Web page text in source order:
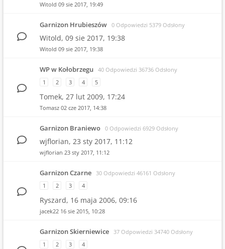
Witold 09 sie 2017, 19:49
Garnizon Hrubieszów 0 Odpowiedzi 5379 Odsłony
Witold, 09 sie 2017, 19:38
Witold 09 sie 2017, 19:38
WP w Kołobrzegu 40 Odpowiedzi 36736 Odsłony
1
2 3 4 5
Tomek, 27 lut 2009, 17:24
Tomasz 02 cze 2017, 14:38
Garnizon Braniewo 0 Odpowiedzi 6929 Odsłony
wjflorian, 23 sty 2017, 11:12
wjflorian 23 sty 2017, 11:12
Garnizon Czarne 30 Odpowiedzi 46161 Odsłony
1
2 3 4
Ryszard, 16 maja 2006, 09:16
jacek22 16 sie 2015, 10:28
Garnizon Skierniewice 37 Odpowiedzi 34740 Odsłony
1
2 3 4